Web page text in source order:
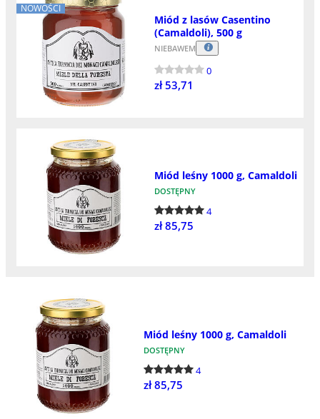
NOWOŚCI
Miód z lasów Casentino
(Camaldoli), 500 g
NIEBAWEM
0
zł 53,71
Miód leśny 1000 g, Camaldoli
DOSTĘPNY
4
zł 85,75
Miód leśny 1000 g, Camaldoli
DOSTĘPNY
4
zł 85,75